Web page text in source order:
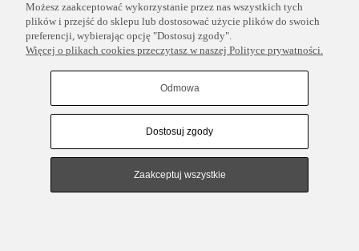
INFORMACJE
Pokaż pełną wersję strony
Sklep internetowy Shoper.pl
Możesz zaakceptować wykorzystanie przez nas wszystkich tych
plików i przejść do sklepu lub dostosować użycie plików do swoich
preferencji, wybierając opcję "Dostosuj zgody".
Więcej o plikach cookies przeczytasz w naszej Polityce prywatności.
Odmowa
Dostosuj zgody
Zaakceptuj wszystkie